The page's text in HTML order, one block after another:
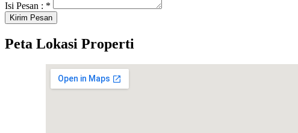
Isi Pesan : *
Peta Lokasi Properti